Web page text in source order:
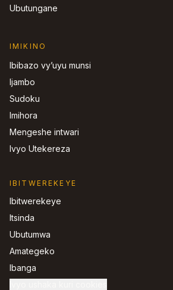
Ubutungane
IMIKINO
Ibibazo vy’uyu munsi
Ijambo
Sudoku
Imihora
Mengeshe intwari
Ivyo Utekereza
IBITWEREKEYE
Ibitwerekeye
Itsinda
Ubutumwa
Amategeko
Ibanga